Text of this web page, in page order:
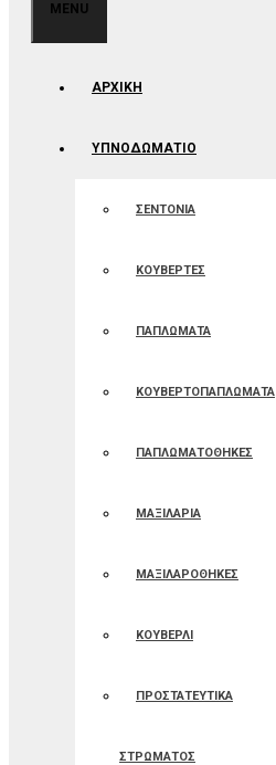
MENU
ΑΡΧΙΚΉ
ΥΠΝΟΔΩΜΑΤΙΟ
ΣΕΝΤΟΝΙΑ
ΚΟΥΒΕΡΤΕΣ
ΠΑΠΛΩΜΑΤΑ
ΚΟΥΒΕΡΤΟΠΑΠΛΩΜΑΤΑ
ΠΑΠΛΩΜΑΤΟΘΗΚΕΣ
ΜΑΞΙΛΑΡΙΑ
ΜΑΞΙΛΑΡΟΘΗΚΕΣ
ΚΟΥΒΕΡΛΙ
ΠΡΟΣΤΑΤΕΥΤΙΚΑ
ΣΤΡΩΜΑΤΟΣ